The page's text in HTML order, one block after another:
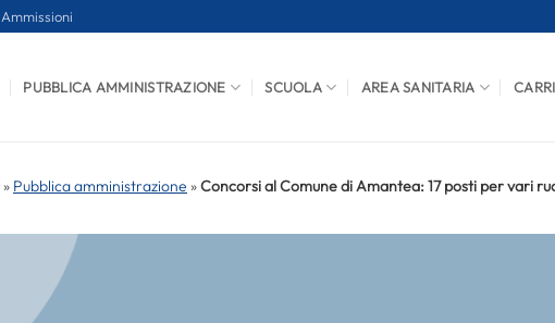
Ammissioni
PUBBLICA AMMINISTRAZIONE SCUOLA AREA SANITARIA
» Pubblica amministrazione »Concorsi al Comune di Amantea: 17 posti per vari